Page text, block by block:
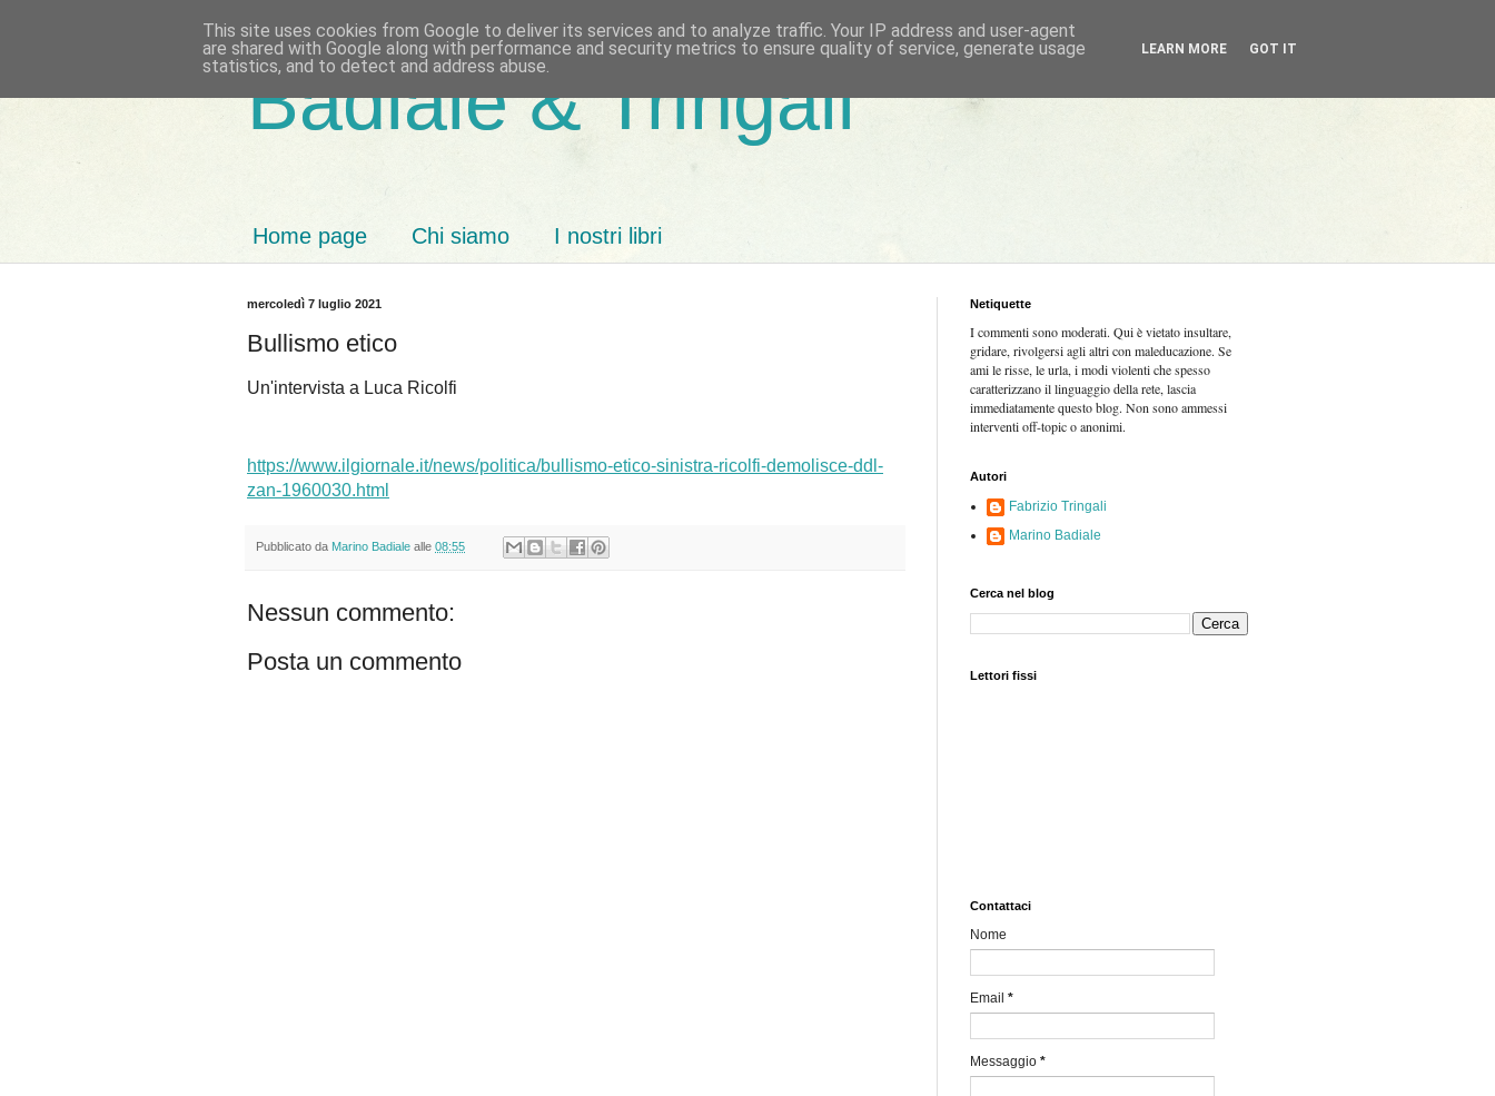
Badiale & Tringali
Home page Chi siamo I nostri libri
mercoledì 7 luglio 2021
Bullismo etico
Un'intervista a Luca Ricolfi
https://www.ilgiornale.it/news/politica/bullismo-etico-sinistra-ricolfi-demolisce-ddl-
zan-1960030.html
Pubblicato da Marino Badiale alle 08:55
Nessun commento:
Posta un commento
Netiquette
I commenti sono moderati. Qui è vietato insultare,
gridare, rivolgersi agli altri con maleducazione. Se
ami le risse, le urla, i modi violenti che spesso
caratterizzano il linguaggio della rete, lascia
immediatamente questo blog. Non sono ammessi
interventi off-topic o anonimi.
Autori
Fabrizio Tringali
Marino Badiale
Cerca nel blog
Lettori fissi
Contattaci
Nome
Email *
Messaggio *
This site uses cookies from Google to deliver its services and to analyze traffic. Your IP address and user-agent
are shared with Google along with performance and security metrics to ensure quality of service, generate usage
statistics, and to detect and address abuse.
LEARN MORE GOT IT